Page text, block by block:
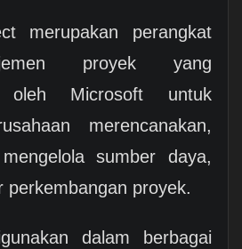
merupakan perangkat
proyek yang
oleh Microsoft untuk
merencanakan,
sumber daya,
perkembangan proyek.
dalam berbagai